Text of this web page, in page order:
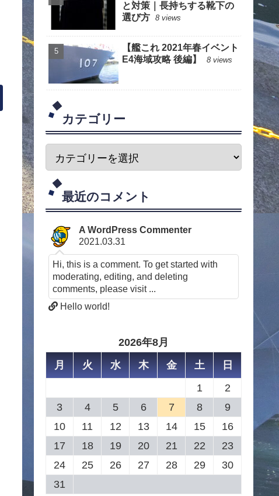
と対策｜長持ちする靴下の
選び方 8 views
【艦これ 2021年春イベント
E4海域攻略 後編】
8 views
カテゴリー
最近のコメント
A WordPress Commenter
2021.03.31
Hi, this is a comment. To get started with
moderating, editing, and deleting
comments, please visit ...
Hello world!
2026年8月
月
火 水 木 金 土
日
1
2
3
4 5 6 7 8
9
10
11 12 13 14 15
16
17
18 19 20 21 22
23
24
25 26 27 28 29
30
31